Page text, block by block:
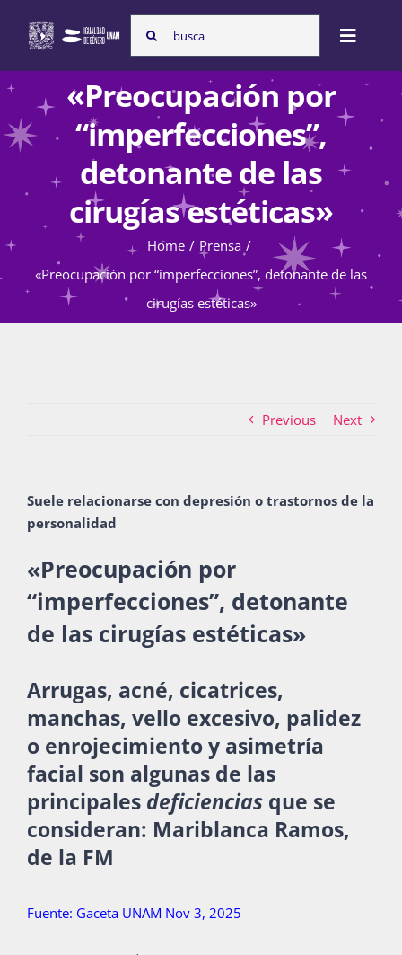
content
Search
for:
Toggle
Inicio
Nosotras
Programas
Atención de la violencia de género
Blog
Recursos
Súmate
Publicaciones
Bienvenida generación 2027-1
«Preocupación por
“imperfecciones”,
detonante de las
cirugías estéticas»
Home
Prensa
«Preocupación por “imperfecciones”, detonante de las
cirugías estéticas»
Previous Next
Suele relacionarse con depresión o trastornos de la
personalidad
«Preocupación por
“imperfecciones”, detonante
de las cirugías estéticas»
Arrugas, acné, cicatrices,
manchas, vello excesivo, palidez
o enrojecimiento y asimetría
facial son algunas de las
principales deficiencias que se
consideran: Mariblanca Ramos,
de la FM
Fuente: Gaceta UNAM Nov 3, 2025